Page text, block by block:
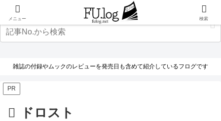
雑誌の付録やムックのレビューを発売日も含めて紹介しているフログです
PR
ドロスト
メニュー 検索